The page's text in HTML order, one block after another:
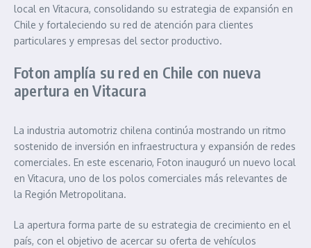
local en Vitacura, consolidando su estrategia de expansión en
Chile y fortaleciendo su red de atención para clientes
particulares y empresas del sector productivo.
Foton amplía su red en Chile con nueva
apertura en Vitacura
La industria automotriz chilena continúa mostrando un ritmo
sostenido de inversión en infraestructura y expansión de redes
comerciales. En este escenario, Foton inauguró un nuevo local
en Vitacura, uno de los polos comerciales más relevantes de
la Región Metropolitana.
La apertura forma parte de su estrategia de crecimiento en el
país, con el objetivo de acercar su oferta de vehículos